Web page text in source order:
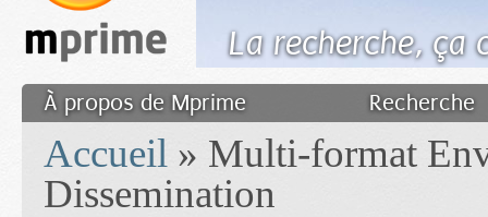
La recherche, ça
À propos de Mprime
Recherche
Transfert des connaissances
Filler fr
Accueil » Multi-format
Dissemination